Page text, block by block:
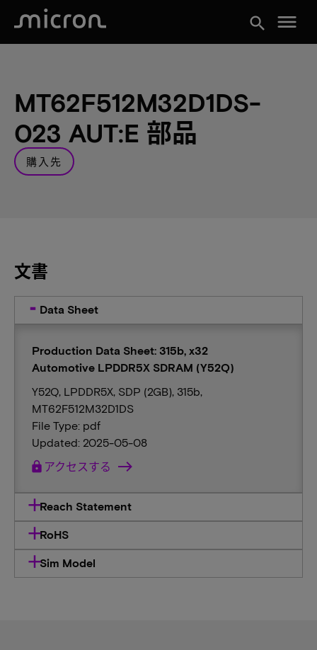
search menu
MT62F512M32D1DS-
023 AUT:E 部品
購入先
文書
Data Sheet
Production Data Sheet: 315b, x32
Automotive LPDDR5X SDRAM (Y52Q)
Y52Q, LPDDR5X, SDP (2GB), 315b,
MT62F512M32D1DS
File Type: pdf
Updated: 2025-05-08
lock アクセスする
Reach Statement
RoHS
Sim Model